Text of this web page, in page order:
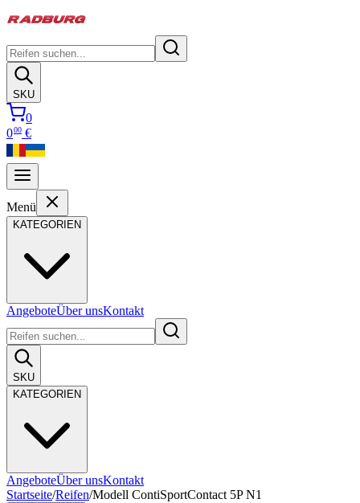
SKU
0
000 €
Menü
KATEGORIEN
AngeboteÜber unsKontakt
SKU
KATEGORIEN
AngeboteÜber unsKontakt
Startseite/Reifen/Modell ContiSportContact 5P N1